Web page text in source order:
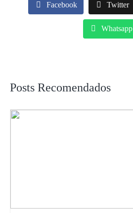
Facebook Twitter
Whatsapp
Posts Recomendados